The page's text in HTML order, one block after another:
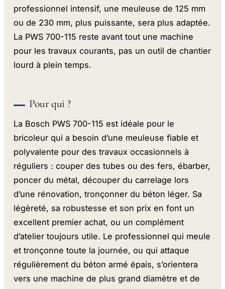
professionnel intensif, une meuleuse de 125 mm
ou de 230 mm, plus puissante, sera plus adaptée.
La PWS 700-115 reste avant tout une machine
pour les travaux courants, pas un outil de chantier
lourd à plein temps.
Pour qui ?
La Bosch PWS 700-115 est idéale pour le
bricoleur qui a besoin d’une meuleuse fiable et
polyvalente pour des travaux occasionnels à
réguliers : couper des tubes ou des fers, ébarber,
poncer du métal, découper du carrelage lors
d’une rénovation, tronçonner du béton léger. Sa
légèreté, sa robustesse et son prix en font un
excellent premier achat, ou un complément
d’atelier toujours utile. Le professionnel qui meule
et tronçonne toute la journée, ou qui attaque
régulièrement du béton armé épais, s’orientera
vers une machine de plus grand diamètre et de